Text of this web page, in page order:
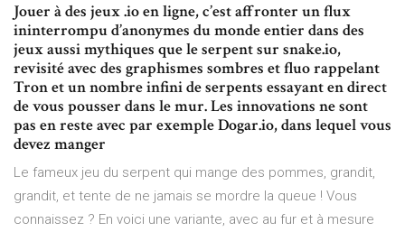
Jouer à des jeux .io en ligne, c’est affronter un flux
ininterrompu d’anonymes du monde entier dans des
jeux aussi mythiques que le serpent sur snake.io,
revisité avec des graphismes sombres et fluo rappelant
Tron et un nombre infini de serpents essayant en direct
de vous pousser dans le mur. Les innovations ne sont
pas en reste avec par exemple Dogar.io, dans lequel vous
devez manger
Le fameux jeu du serpent qui mange des pommes, grandit,
grandit, et tente de ne jamais se mordre la queue ! Vous
connaissez ? En voici une variante, avec au fur et à mesure